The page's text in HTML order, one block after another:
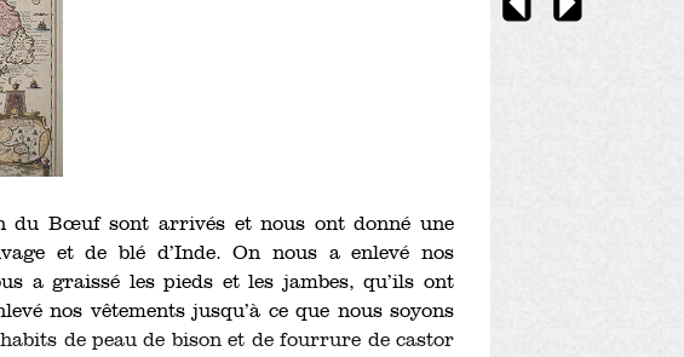
du Bœuf sont arrivés et nous ont donné une
et de blé d’Inde. On nous a enlevé nos
a graissé les pieds et les jambes, qu’ils ont
nos vêtements jusqu’à ce que nous soyons
de peau de bison et de fourrure de castor